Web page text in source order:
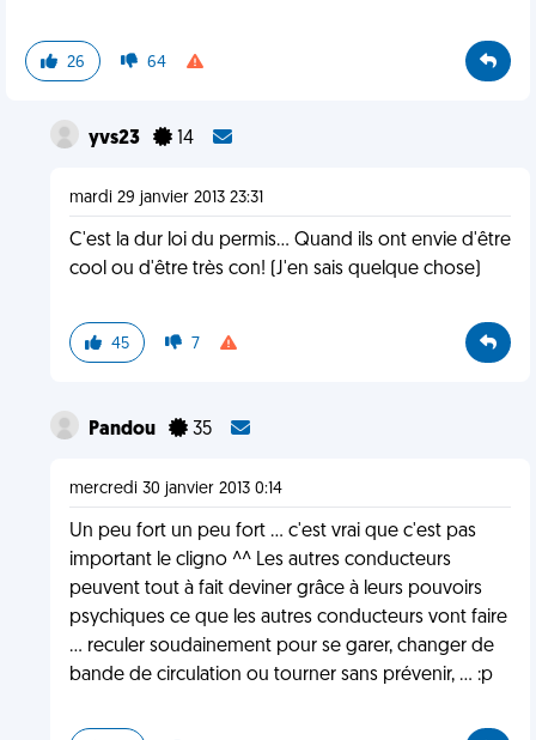
26 64
yvs23 14
mardi 29 janvier 2013 23:31
C'est la dur loi du permis... Quand ils ont envie d'être
cool ou d'être très con! (J'en sais quelque chose)
45 7
Pandou 35
mercredi 30 janvier 2013 0:14
Un peu fort un peu fort ... c'est vrai que c'est pas
important le cligno ^^ Les autres conducteurs
peuvent tout à fait deviner grâce à leurs pouvoirs
psychiques ce que les autres conducteurs vont faire
... reculer soudainement pour se garer, changer de
bande de circulation ou tourner sans prévenir, ... :p